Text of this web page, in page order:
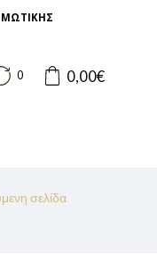
0 0,00€
σελίδα